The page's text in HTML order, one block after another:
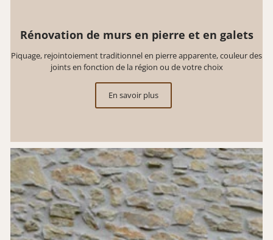
Rénovation de murs en pierre et en galets
Piquage, rejointoiement traditionnel en pierre apparente, couleur des
joints en fonction de la région ou de votre choix
En savoir plus